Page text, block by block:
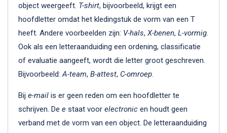
object weergeeft. T-shirt, bijvoorbeeld, krijgt een
hoofdletter omdat het kledingstuk de vorm van een T
heeft. Andere voorbeelden zijn: V-hals, X-benen, L-vormig.
Ook als een letteraanduiding een ordening, classificatie
of evaluatie aangeeft, wordt die letter groot geschreven.
Bijvoorbeeld:A-team, B-attest, C-omroep.
Bij e-mail is er geen reden om een hoofdletter te
schrijven. De e staat voor electronic en houdt geen
verband met de vorm van een object. De letteraanduiding